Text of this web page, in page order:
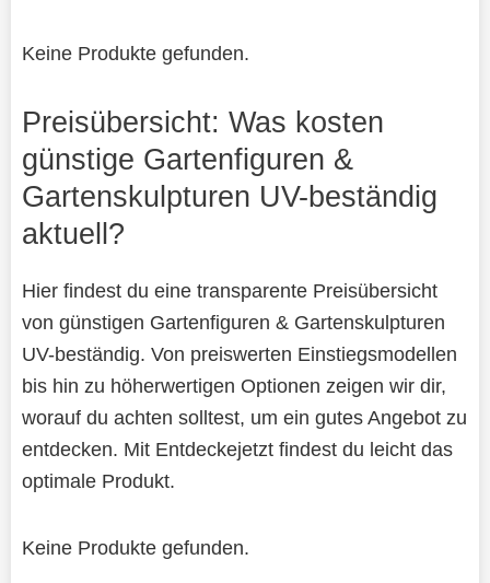
Keine Produkte gefunden.
Preisübersicht: Was kosten
günstige Gartenfiguren &
Gartenskulpturen UV-beständig
aktuell?
Hier findest du eine transparente Preisübersicht
von günstigen Gartenfiguren & Gartenskulpturen
UV-beständig. Von preiswerten Einstiegsmodellen
bis hin zu höherwertigen Optionen zeigen wir dir,
worauf du achten solltest, um ein gutes Angebot zu
entdecken. Mit Entdeckejetzt findest du leicht das
optimale Produkt.
Keine Produkte gefunden.